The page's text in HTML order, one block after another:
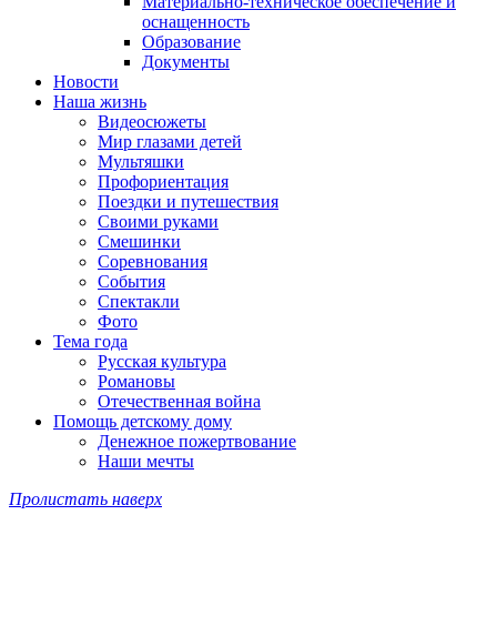
оснащенность
Образование
Документы
Новости
Наша жизнь
Видеосюжеты
Мир глазами детей
Мультяшки
Профориентация
Поездки и путешествия
Своими руками
Смешинки
Соревнования
События
Спектакли
Фото
Тема года
Русская культура
Романовы
Отечественная война
Помощь детскому дому
Денежное пожертвование
Наши мечты
Пролистать наверх